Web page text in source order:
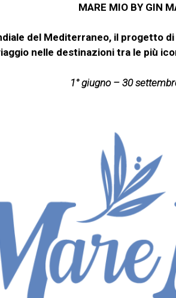
MARE MIO BY GIN
del Mediterraneo, il progetto
nelle destinazioni tra le più
1° giugno – 30